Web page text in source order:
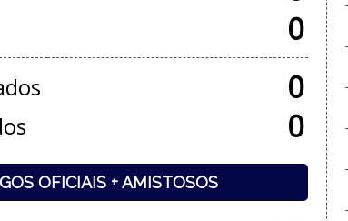
0
0
0
OFICIAIS + AMISTOSOS